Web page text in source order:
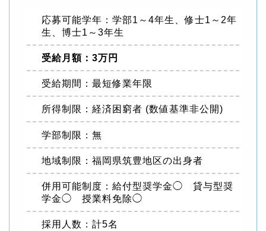
応募可能学年：学部1～4年生、修士1～2年
生、博士1～3年生
受給月額：3万円
受給期間：最短修業年限
所得制限：経済困窮者 (数値基準非公開)
学部制限：無
地域制限：福岡県筑豊地区の出身者
併用可能制度：給付型奨学金◯ 貸与型奨
学金◯ 授業料免除◯
採用人数：計5名